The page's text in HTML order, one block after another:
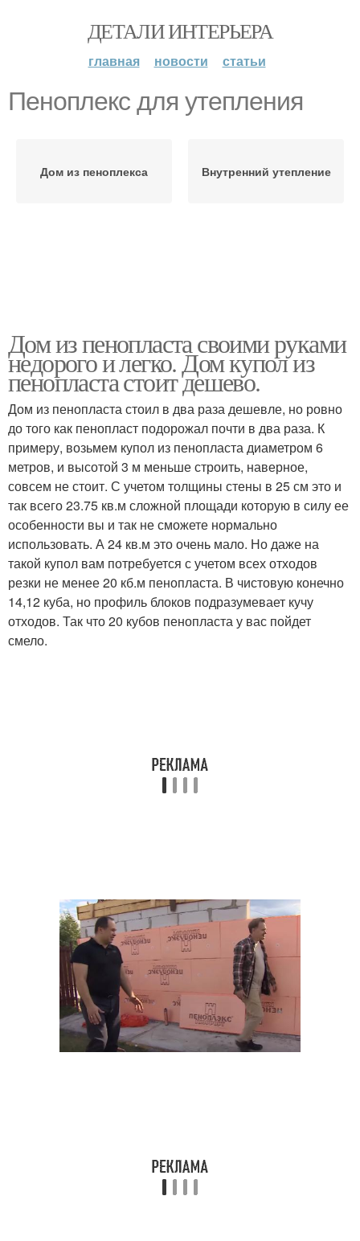
ДЕТАЛИ ИНТЕРЬЕРА
главная новости статьи
Пеноплекс для утепления
Дом из пеноплекса Внутренний утепление
Дом из пенопласта своими руками
недорого и легко. Дом купол из
пенопласта стоит дешево.
Дом из пенопласта стоил в два раза дешевле, но ровно
до того как пенопласт подорожал почти в два раза. К
примеру, возьмем купол из пенопласта диаметром 6
метров, и высотой 3 м меньше строить, наверное,
совсем не стоит. С учетом толщины стены в 25 см это и
так всего 23.75 кв.м сложной площади которую в силу ее
особенности вы и так не сможете нормально
использовать. А 24 кв.м это очень мало. Но даже на
такой купол вам потребуется с учетом всех отходов
резки не менее 20 кб.м пенопласта. В чистовую конечно
14,12 куба, но профиль блоков подразумевает кучу
отходов. Так что 20 кубов пенопласта у вас пойдет
смело.